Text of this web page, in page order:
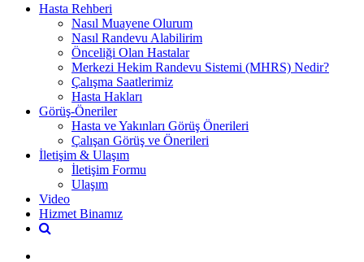
Hasta Rehberi
Nasıl Muayene Olurum
Nasıl Randevu Alabilirim
Önceliği Olan Hastalar
Merkezi Hekim Randevu Sistemi (MHRS) Nedir?
Çalışma Saatlerimiz
Hasta Hakları
Görüş-Öneriler
Hasta ve Yakınları Görüş Önerileri
Çalışan Görüş ve Önerileri
İletişim & Ulaşım
İletişim Formu
Ulaşım
Video
Hizmet Binamız